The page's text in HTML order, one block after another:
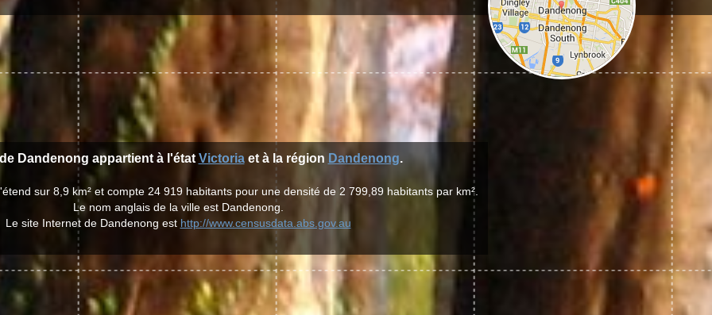
Dandenong appartient à l'état Victoriaet à la région Dandenong.
sur 8,9 km² et compte 24 919 habitants pour une densité de 2 799,89 habitants par km².
Le nom anglais de la ville est Dandenong.
Le site Internet de Dandenong est http://www.censusdata.abs.gov.au